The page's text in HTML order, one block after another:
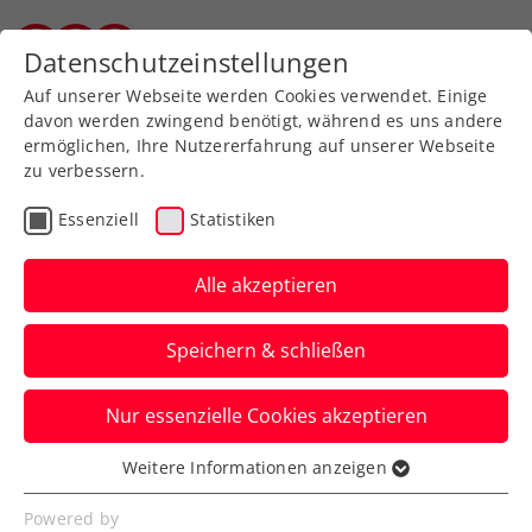
Zurück zur Newsübersicht
Turniere
ATP Shanghai:
Erler/Miedler stürmen in
57 Minuten ins
Achtelfinale
Das ÖTV-Davis-Cup-Doppel lässt in der
chinesischen Metropole zum Auftakt
nichts anbrennen.
Datenschutzeinstellungen
Auf unserer Webseite werden Cookies verwendet. Einige
davon werden zwingend benötigt, während es uns andere
ermöglichen, Ihre Nutzererfahrung auf unserer Webseite
zu verbessern.
Essenziell Statistiken
Alle akzeptieren
Speichern & schließen
Nur essenzielle Cookies akzeptieren
Essenziell
Essenzielle Cookies werden für grundlegende
Weitere Informationen anzeigen
Powered by